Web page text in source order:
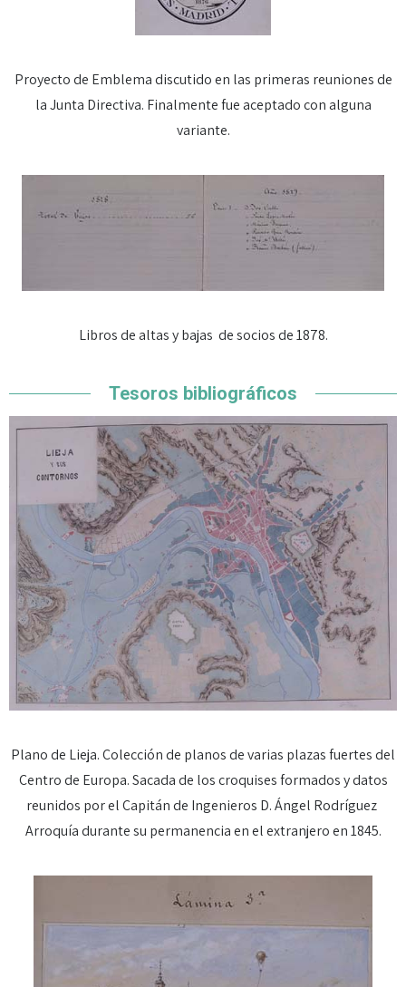
Proyecto de Emblema discutido en las primeras reuniones de
la Junta Directiva. Finalmente fue aceptado con alguna
variante.
Libros de altas y bajas de socios de 1878.
Tesoros bibliográficos
Plano de Lieja. Colección de planos de varias plazas fuertes del
Centro de Europa. Sacada de los croquises formados y datos
reunidos por el Capitán de Ingenieros D. Ángel Rodríguez
Arroquía durante su permanencia en el extranjero en 1845.